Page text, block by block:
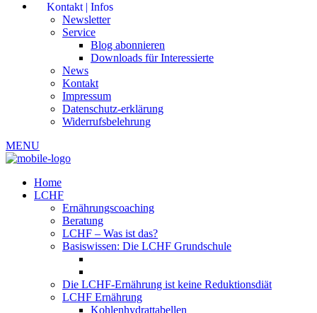
Kontakt | Infos
Newsletter
Service
Blog abonnieren
Downloads für Interessierte
News
Kontakt
Impressum
Datenschutz-erklärung
Widerrufsbelehrung
MENU
Home
LCHF
Ernährungscoaching
Beratung
LCHF – Was ist das?
Basiswissen: Die LCHF Grundschule
Die LCHF-Ernährung ist keine Reduktionsdiät
LCHF Ernährung
Kohlenhydrattabellen